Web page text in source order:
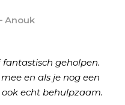
— Anouk
geholpen.
en als je nog een
echt behulpzaam.